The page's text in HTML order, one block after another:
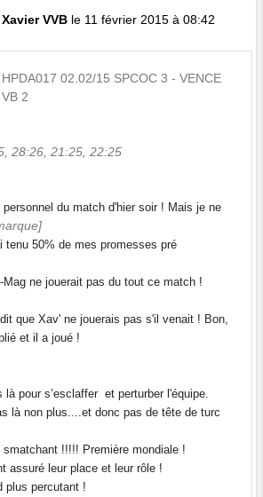
Xavier VVB le 11 février 2015 à 08:42
HPDA017 02.02/15 SPCOC 3 - VENCE
VB 2
28:26, 21:25, 22:25
du match d'hier soir ! Mais je ne
tenu 50% de mes promesses pré
ne jouerait pas du tout ce match !
que Xav' ne jouerais pas s'il venait ! Bon,
et il a joué !
là pour s’esclaffer et perturber l'équipe.
là non plus....et donc pas de tête de turc
!!!!! Première mondiale !
assuré leur place et leur rôle !
plus percutant !